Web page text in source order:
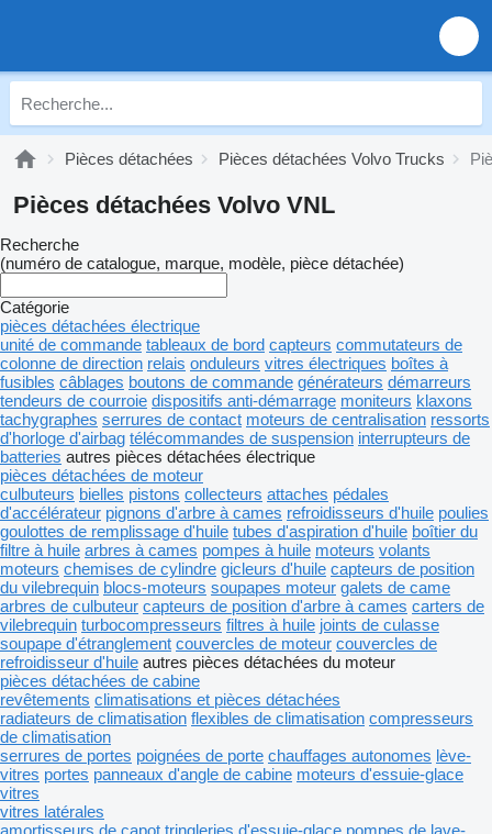
Pièces détachées Pièces détachées Volvo Trucks
Pièces détachées Volvo VNL
Recherche
(numéro de catalogue, marque, modèle, pièce détachée)
Catégorie
pièces détachées électrique
unité de commande tableaux de bord capteurs commutateurs de
colonne de direction relais onduleurs vitres électriques boîtes à
fusibles câblages boutons de commande générateurs démarreurs
tendeurs de courroie dispositifs anti-démarrage moniteurs klaxons
tachygraphes serrures de contact moteurs de centralisation ressorts
d'horloge d'airbag télécommandes de suspension interrupteurs de
batteries autres pièces détachées électrique
pièces détachées de moteur
culbuteurs bielles pistons collecteurs attaches pédales
d'accélérateur pignons d'arbre à cames refroidisseurs d'huile poulies
goulottes de remplissage d'huile tubes d'aspiration d'huile boîtier du
filtre à huile arbres à cames pompes à huile moteurs volants
moteurs chemises de cylindre gicleurs d'huile capteurs de position
du vilebrequin blocs-moteurs soupapes moteur galets de came
arbres de culbuteur capteurs de position d'arbre à cames carters de
vilebrequin turbocompresseurs filtres à huile joints de culasse
soupape d'étranglement couvercles de moteur couvercles de
refroidisseur d'huile autres pièces détachées du moteur
pièces détachées de cabine
revêtements climatisations et pièces détachées
radiateurs de climatisation flexibles de climatisation compresseurs
de climatisation
serrures de portes poignées de porte chauffages autonomes lève-
vitres portes panneaux d'angle de cabine moteurs d'essuie-glace
vitres
vitres latérales
amortisseurs de capot tringleries d'essuie-glace pompes de lave-